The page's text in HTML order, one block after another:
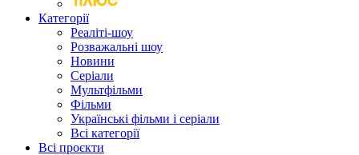
Категорії
Реаліті-шоу
Розважальні шоу
Новини
Серіали
Мультфільми
Фільми
Українські фільми і серіали
Всі категорії
Всі проєкти